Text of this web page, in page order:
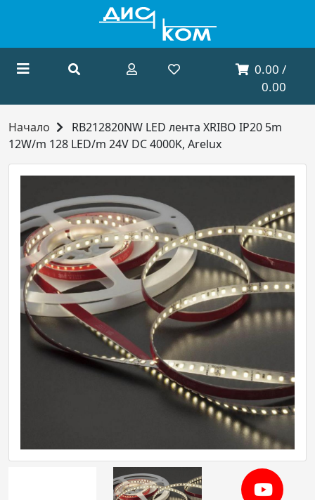
0.00 /
0.00
Начало
RB212820NW LED лента XRIBO IP20 5m
12W/m 128 LED/m 24V DC 4000K, Arelux